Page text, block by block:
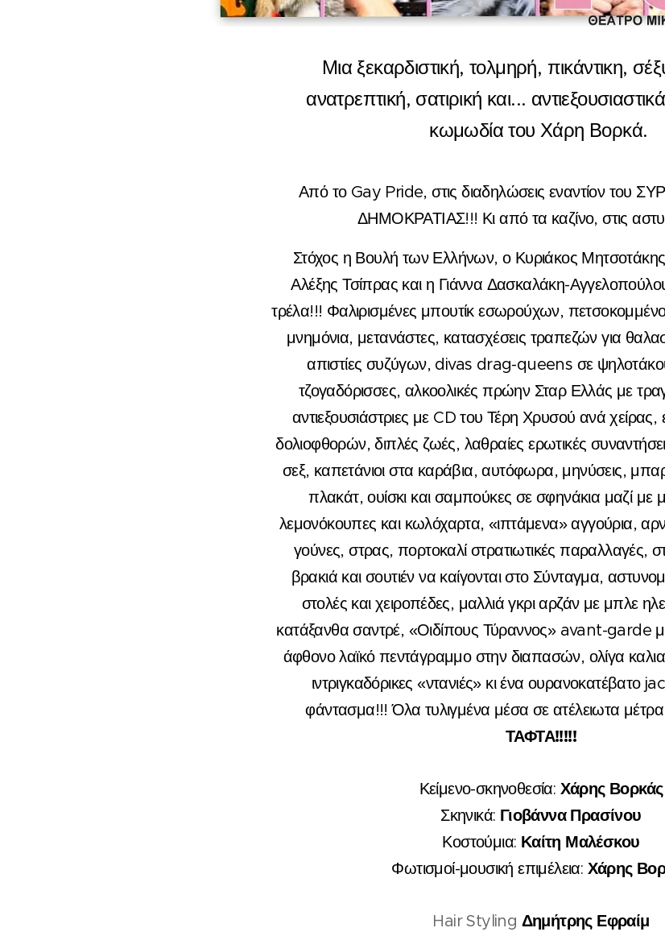
Μια ξεκαρδιστική, τολμηρή, πικάντικη,
ανατρεπτική, σατιρική και...
κωμωδία του Χάρη Βορκά.
Από το Gay Pride, στις διαδηλώσεις εναντίον του
ΔΗΜΟΚΡΑΤΙΑΣ!!! Κι από τα καζίνο, στις
Στόχος η Βουλή των Ελλήνων, ο Κυριάκος
Αλέξης Τσίπρας και η Γιάννα Δασκαλάκη-
τρέλα!!! Φαλιρισμένες μπουτίκ εσωρούχων, πετσοκομμένοι
μνημόνια, μετανάστες, κατασχέσεις τραπεζών για
απιστίες συζύγων, divas drag-queens σε
τζογαδόρισσες, αλκοολικές πρώην Σταρ Ελλάς με
αντιεξουσιάστριες με CD του Τέρη Χρυσού ανά χείρας,
δολιοφθορών, διπλές ζωές, λαθραίες ερωτικές
σεξ, καπετάνιοι στα καράβια, αυτόφωρα, μηνύσεις,
πλακάτ, ουίσκι και σαμπούκες σε σφηνάκια μαζί με
λεμονόκουπες και κωλόχαρτα, «ιπτάμενα» αγγούρια,
γούνες, στρας, πορτοκαλί στρατιωτικές παραλλαγές,
βρακιά και σουτιέν να καίγονται στο Σύνταγμα,
στολές και χειροπέδες, μαλλιά γκρι αρζάν με μπλε
κατάξανθα σαντρέ, «Οιδίπους Τύραννος» avant-garde
άφθονο λαϊκό πεντάγραμμο στην διαπασών, ολίγα
ιντριγκαδόρικες «ντανιές» κι ένα ουρανοκατέβατο
φάντασμα!!! Όλα τυλιγμένα μέσα σε ατέλειωτα
ΤΑΦΤΑ!!!!!
Κείμενο-σκηνοθεσία: Χάρης Βορκάς
Σκηνικά: Γιοβάννα Πρασίνου
Κοστούμια: Καίτη Μαλέσκου
Φωτισμοί-μουσική επιμέλεια: Χάρης
Hair Styling Δημήτρης Εφραίμ